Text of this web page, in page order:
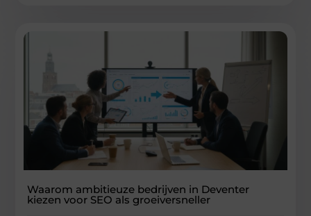
Waarom ambitieuze bedrijven in Deventer
kiezen voor SEO als groeiversneller